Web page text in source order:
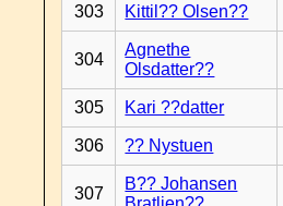
303 Kittil?? Olsen??
304
Agnethe
Olsdatter??
305 Kari ??datter
306 ?? Nystuen
307
B?? Johansen